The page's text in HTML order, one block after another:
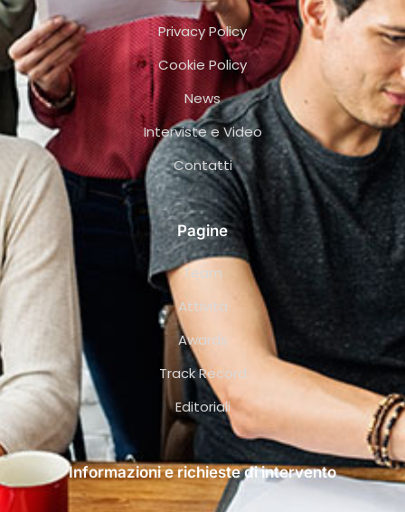
Privacy Policy
Cookie Policy
News
Interviste e Video
Contatti
Pagine
Team
Attività
Awards
Track Record
Editoriali
Informazioni e richieste di intervento